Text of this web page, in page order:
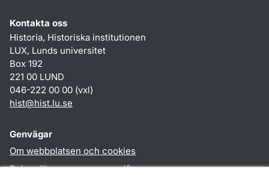
Kontakta oss
Historia, Historiska institutionen
LUX, Lunds universitet
Box 192
221 00 LUND
046-222 00 00 (vxl)
hist@hist.lu.se
Genvägar
Om webbplatsen och cookies
Behandling av personuppgifter